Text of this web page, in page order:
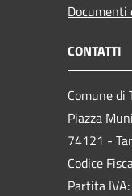
Documenti
CONTATTI
Comune di
Piazza
74121 -
Codice
Partita